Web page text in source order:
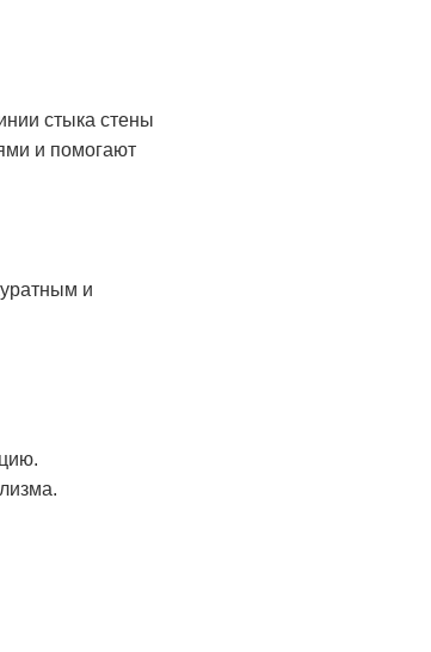
стыка стены
и помогают
и